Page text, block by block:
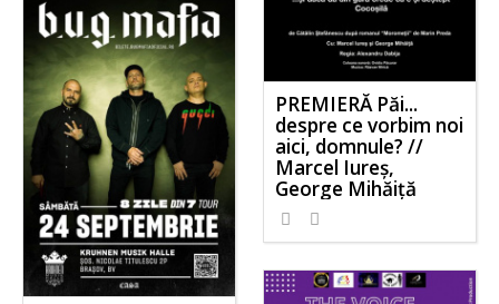
PREMIERĂ Păi...
despre ce vorbim noi
aici, domnule? //
Marcel Iureș,
George Mihăiță